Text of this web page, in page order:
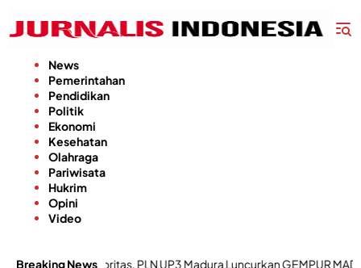
konten
News
Pemerintahan
Pendidikan
Politik
Ekonomi
Kesehatan
Olahraga
Pariwisata
Hukrim
Opini
Video
Breaking News
PLN UP3 Madura Luncurkan GEMPUR MADURA–GESIT